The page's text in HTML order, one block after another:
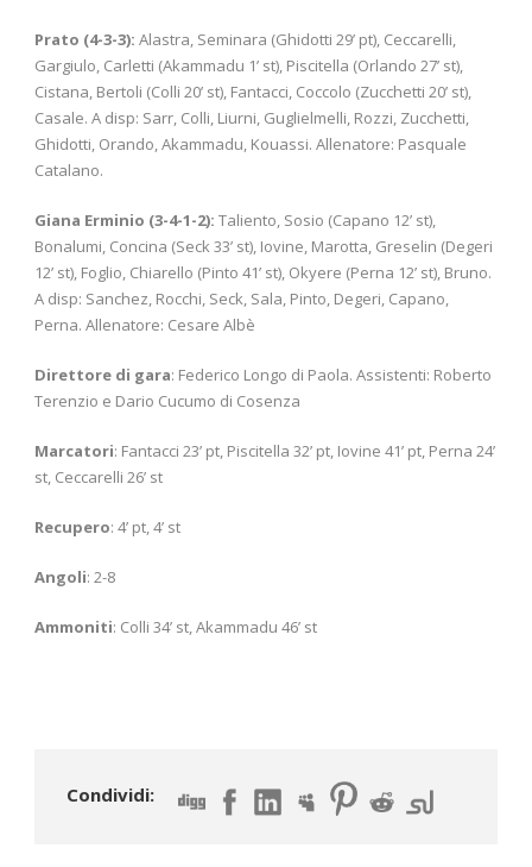
Prato (4-3-3): Alastra, Seminara (Ghidotti 29’ pt), Ceccarelli,
Gargiulo, Carletti (Akammadu 1’ st), Piscitella (Orlando 27’ st),
Cistana, Bertoli (Colli 20’ st), Fantacci, Coccolo (Zucchetti 20’ st),
Casale. A disp: Sarr, Colli, Liurni, Guglielmelli, Rozzi, Zucchetti,
Ghidotti, Orando, Akammadu, Kouassi. Allenatore: Pasquale
Catalano.
Giana Erminio (3-4-1-2): Taliento, Sosio (Capano 12’ st),
Bonalumi, Concina (Seck 33’ st), Iovine, Marotta, Greselin (Degeri
12’ st), Foglio, Chiarello (Pinto 41’ st), Okyere (Perna 12’ st), Bruno.
A disp: Sanchez, Rocchi, Seck, Sala, Pinto, Degeri, Capano,
Perna. Allenatore: Cesare Albè
Direttore di gara: Federico Longo di Paola. Assistenti: Roberto
Terenzio e Dario Cucumo di Cosenza
Marcatori: Fantacci 23’ pt, Piscitella 32’ pt, Iovine 41’ pt, Perna 24’
st, Ceccarelli 26’ st
Recupero: 4’ pt, 4’ st
Angoli: 2-8
Ammoniti: Colli 34’ st, Akammadu 46’ st
Condividi: